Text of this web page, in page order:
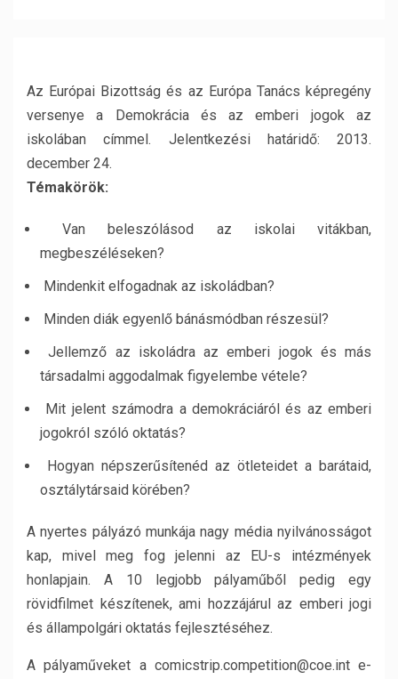
Az Európai Bizottság és az Európa Tanács képregény
versenye a Demokrácia és az emberi jogok az
iskolában címmel. Jelentkezési határidő: 2013.
december 24.
Témakörök:
Van beleszólásod az iskolai vitákban,
megbeszéléseken?
Mindenkit elfogadnak az iskoládban?
Minden diák egyenlő bánásmódban részesül?
Jellemző az iskoládra az emberi jogok és más
társadalmi aggodalmak figyelembe vétele?
Mit jelent számodra a demokráciáról és az emberi
jogokról szóló oktatás?
Hogyan népszerűsítenéd az ötleteidet a barátaid,
osztálytársaid körében?
A nyertes pályázó munkája nagy média nyilvánosságot
kap, mivel meg fog jelenni az EU-s intézmények
honlapjain. A 10 legjobb pályaműből pedig egy
rövidfilmet készítenek, ami hozzájárul az emberi jogi
és állampolgári oktatás fejlesztéséhez.
A pályaműveket a comicstrip.competition@coe.int e-